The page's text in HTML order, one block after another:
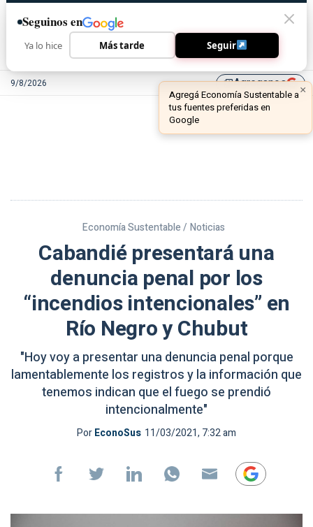
9/8/2026 library_addAgreganos
Economía Sustentable / Noticias
Cabandié presentará una
denuncia penal por los
“incendios intencionales” en
Río Negro y Chubut
"Hoy voy a presentar una denuncia penal porque
lamentablemente los registros y la información que
tenemos indican que el fuego se prendió
intencionalmente"
PorEconoSus 11/03/2021, 7:32 am
Seguinos en
Ya lo hice Más tarde Seguir